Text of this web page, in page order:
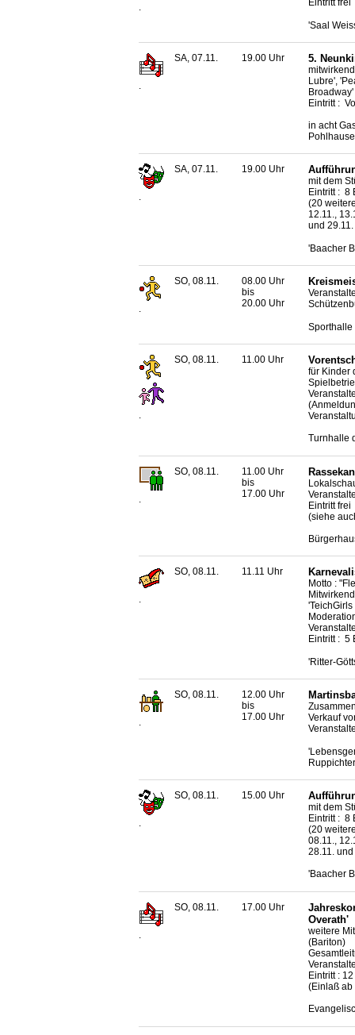
. Eintritt frei
'Saal
.
SA, 07.11. 19.00 Uhr 5.
Lubre',
Broadway'
Eintritt :
in acht
.
SA, 07.11. 19.00 Uhr
mit dem
Eintritt : 8
(20
12.11.,
und
'Baacher
.
SO, 08.11.
08.00 Uhr
bis
20.00 Uhr
Sporthalle
.
SO, 08.11. 11.00 Uhr
für Kinder
Turnhalle
SO, 08.11.
11.00 Uhr
bis
17.00 Uhr
Eintritt frei
(siehe
.
SO, 08.11. 11.11 Uhr
Motto :
Eintritt : 5
'Ritter-
.
SO, 08.11.
12.00 Uhr
bis
17.00 Uhr
Verkauf
.
SO, 08.11. 15.00 Uhr
mit dem
Eintritt : 8
(20
08.11.,
28.11.
'Baacher
.
SO, 08.11. 17.00 Uhr
Overath'
weitere
(Bariton)
Eintritt :
(Einlaß ab